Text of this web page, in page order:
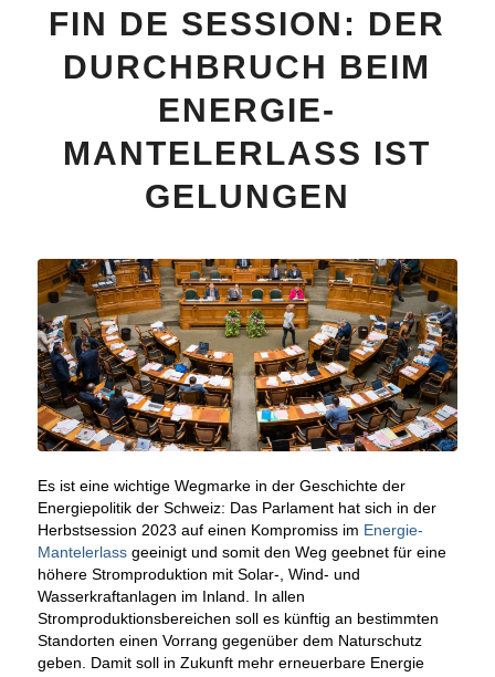
FIN DE SESSION: DER
DURCHBRUCH BEIM
ENERGIE-
MANTELERLASS IST
GELUNGEN
Es ist eine wichtige Wegmarke in der Geschichte der
Energiepolitik der Schweiz: Das Parlament hat sich in der
Herbstsession 2023 auf einen Kompromiss im Energie-
Mantelerlassgeeinigt und somit den Weg geebnet für eine
höhere Stromproduktion mit Solar-, Wind- und
Wasserkraftanlagen im Inland. In allen
Stromproduktionsbereichen soll es künftig an bestimmten
Standorten einen Vorrang gegenüber dem Naturschutz
geben. Damit soll in Zukunft mehr erneuerbare Energie